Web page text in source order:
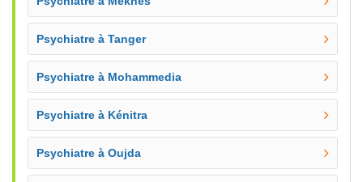
Psychiatre à Tanger
Psychiatre à Mohammedia
Psychiatre à Kénitra
Psychiatre à Oujda